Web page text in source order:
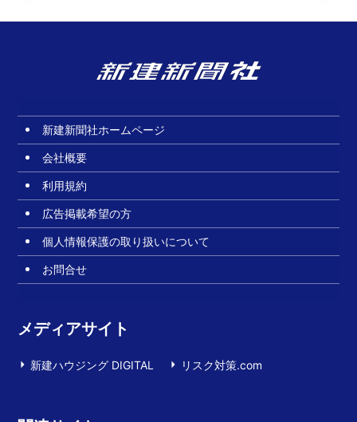
新建新聞社ホームページ
会社概要
利用規約
広告掲載希望の方
個人情報保護の取り扱いについて
お問合せ
メディアサイト
新建ハウジング DIGITAL リスク対策.com